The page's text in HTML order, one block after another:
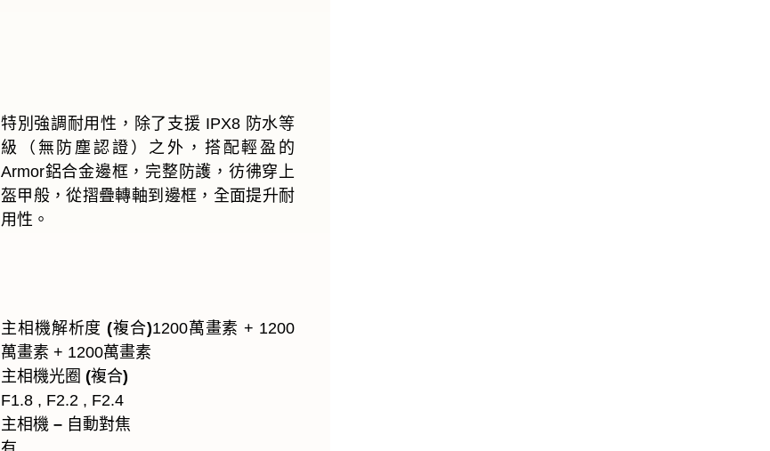
特別強調耐用性，除了支援 IPX8 防水等
級（無防塵認證）之外，搭配輕盈的
Armor鋁合金邊框，完整防護，彷彿穿上
盔甲般，從摺疊轉軸到邊框，全面提升耐
用性。
主相機解析度 (複合)1200萬畫素 + 1200
萬畫素 + 1200萬畫素
主相機光圈 (複合)
F1.8 , F2.2 , F2.4
主相機 – 自動對焦